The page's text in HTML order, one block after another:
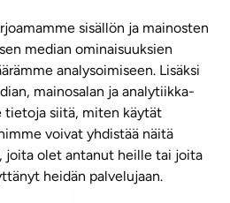
sisällön ja mainosten
median ominaisuuksien
analysoimiseen. Lisäksi
mainosalan ja analytiikka-
tietoja siitä, miten käytät
voivat yhdistää näitä
olet antanut heille tai joita
heidän palvelujaan.